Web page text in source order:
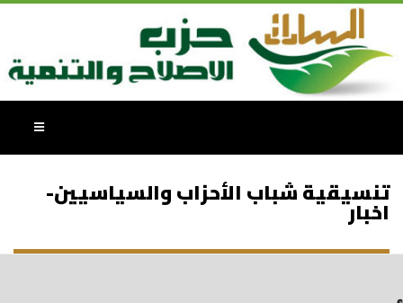
تنسيقية شباب الأحزاب والسياسيين-
اخبار